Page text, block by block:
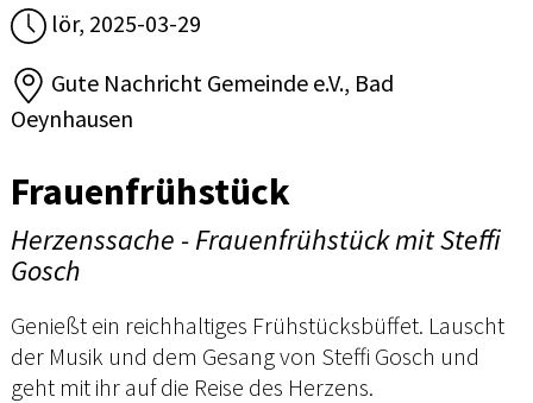
lör, 2025-03-29
Gute Nachricht Gemeinde e.V., Bad
Oeynhausen
Frauenfrühstück
Herzenssache - Frauenfrühstück mit Steffi
Gosch
Genießt ein reichhaltiges Frühstücksbüffet. Lauscht
der Musik und dem Gesang von Steffi Gosch und
geht mit ihr auf die Reise des Herzens.